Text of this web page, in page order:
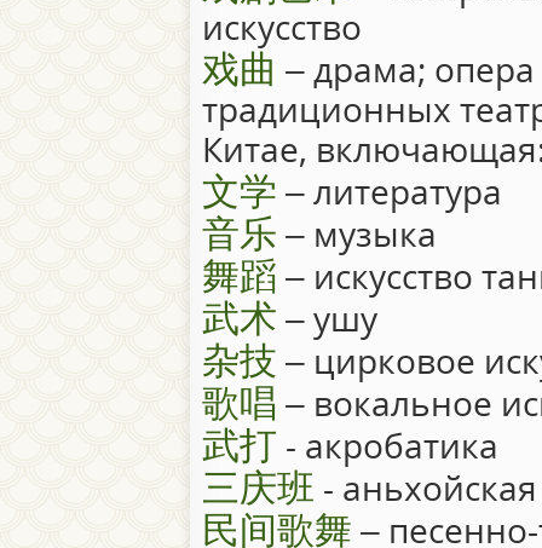
искусство
戏曲 – драма;
традиционных
Китае,
文学 – литература
音乐 – музыка
舞蹈 – искусство
武术 – ушу
杂技 – цирковое
歌唱 – вокальное
武打 - акробатика
三庆班 -
民间歌舞 –